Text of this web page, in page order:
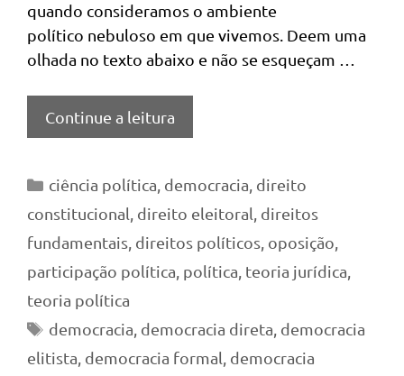
quando consideramos o ambiente
político nebuloso em que vivemos. Deem uma
olhada no texto abaixo e não se esqueçam …
Continue a leitura
Categorias
ciência política, democracia, direito
constitucional, direito eleitoral, direitos
fundamentais, direitos políticos, oposição,
participação política, política, teoria jurídica,
teoria política
Tags
democracia, democracia direta, democracia
elitista, democracia formal, democracia